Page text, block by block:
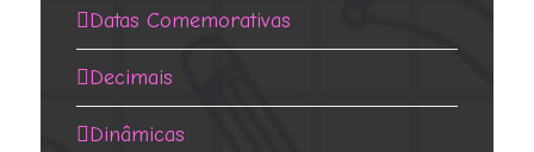
Datas Comemorativas
Decimais
Dinâmicas